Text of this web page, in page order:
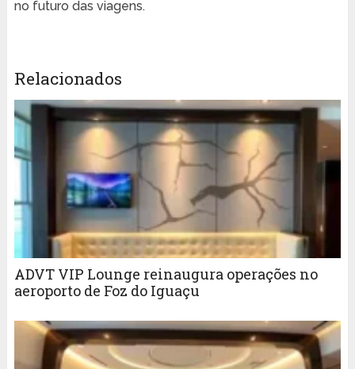
no futuro das viagens.
Relacionados
ADVT VIP Lounge reinaugura operações no
aeroporto de Foz do Iguaçu